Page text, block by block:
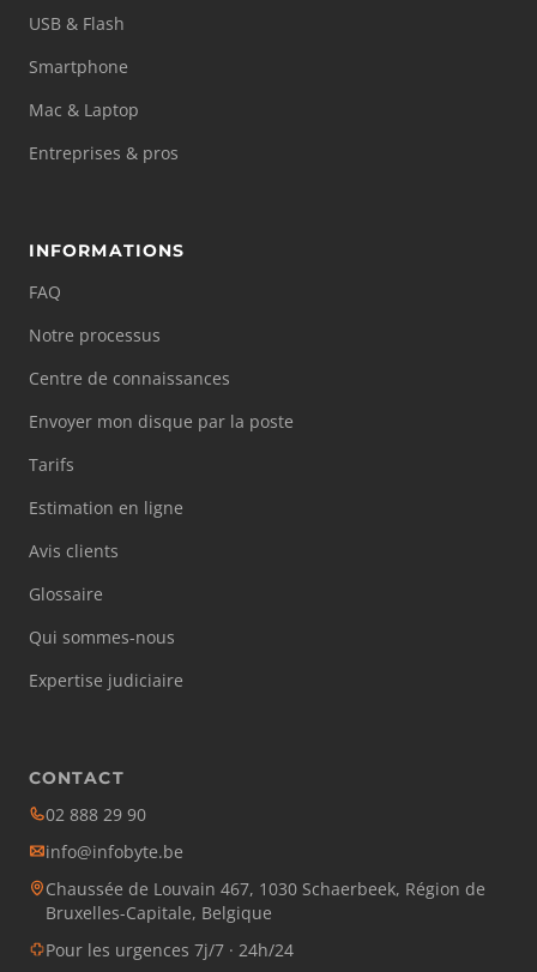
USB & Flash
Smartphone
Mac & Laptop
Entreprises & pros
INFORMATIONS
FAQ
Notre processus
Centre de connaissances
Envoyer mon disque par la poste
Tarifs
Estimation en ligne
Avis clients
Glossaire
Qui sommes-nous
Expertise judiciaire
CONTACT
02 888 29 90
info@infobyte.be
Chaussée de Louvain 467, 1030 Schaerbeek, Région de
Bruxelles-Capitale, Belgique
Pour les urgences 7j/7 · 24h/24